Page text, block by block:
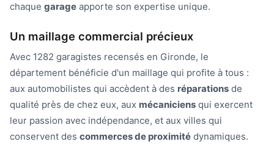
chaque garage apporte son expertise unique.
Un maillage commercial précieux
Avec 1282 garagistes recensés en Gironde, le
département bénéficie d'un maillage qui profite à tous :
aux automobilistes qui accèdent à des réparations de
qualité près de chez eux, aux mécaniciens qui exercent
leur passion avec indépendance, et aux villes qui
conservent des commerces de proximité dynamiques.